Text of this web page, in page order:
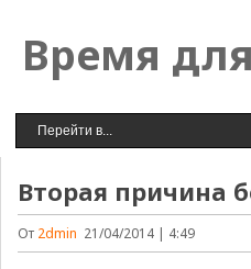
Время
Вторая причина
От 2dmin 21/04/2014 | 4:49